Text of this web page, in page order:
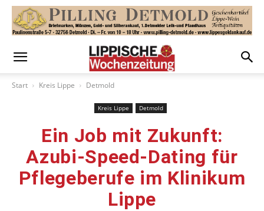
Start Kreis Lippe Detmold
Kreis Lippe Detmold
Ein Job mit Zukunft:
Azubi-Speed-Dating für
Pflegeberufe im Klinikum
Lippe